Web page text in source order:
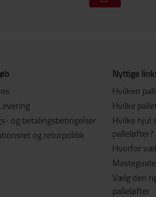
og betalingsbetingelser
og returpolitik
Nyttige
Hvilken
Hvilke
Hvilke hjul
palleløfter?
Hvorfor
Masteguide
Vælg den
palleløfter